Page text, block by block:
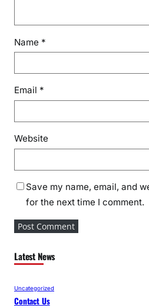
Name *
Email *
Website
Save my name, email, and
for the next time I comment.
Latest News
Uncategorized
Contact Us